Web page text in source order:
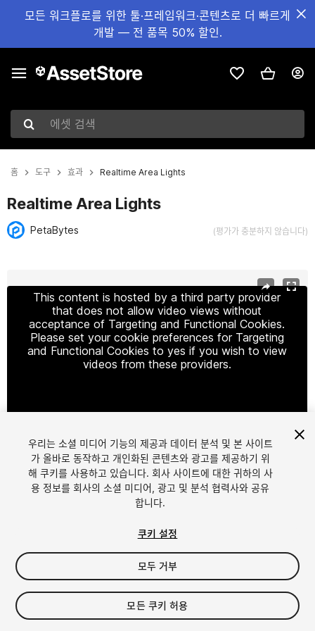
모든 워크플로를 위한 툴·프레임워크·콘텐츠로 더 빠르게
개발 — 전 품목 50% 할인.
에셋 검색
홈 도구 효과 Realtime Area Lights
Realtime Area Lights
PetaBytes (평가가 충분하지 않습니다)
This content is hosted by a third party provider
that does not allow video views without
acceptance of Targeting and Functional Cookies.
Please set your cookie preferences for Targeting
and Functional Cookies to yes if you wish to view
videos from these providers.
1/7
$30
Seat
우리는 소셜 미디어 기능의 제공과 데이터 분석 및 본 사이트
가 올바로 동작하고 개인화된 콘텐츠와 광고를 제공하기 위
해 쿠키를 사용하고 있습니다. 회사 사이트에 대한 귀하의 사
용 정보를 회사의 소셜 미디어, 광고 및 분석 협력사와 공유
합니다.
쿠키 설정
모두 거부
모든 쿠키 허용